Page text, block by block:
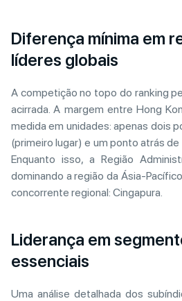
Diferença mínima em
líderes globais
A competição no topo do ranking
acirrada. A margem entre Hong
medida em unidades: apenas dois
(primeiro lugar) e um ponto atrás de
Enquanto isso, a Região
dominando a região da Ásia-
concorrente regional: Cingapura.
Liderança em
essenciais
Uma análise detalhada dos